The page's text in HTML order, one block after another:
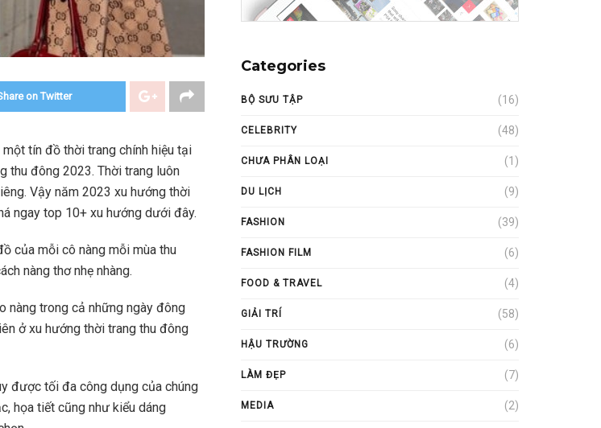
on Twitter
tín đồ thời trang chính hiệu tại
thu đông 2023. Thời trang luôn
Vậy năm 2023 xu hướng thời
ngay top 10+ xu hướng dưới đây.
của mỗi cô nàng mỗi mùa thu
nàng thơ nhẹ nhàng.
nàng trong cả những ngày đông
ở xu hướng thời trang thu đông
được tối đa công dụng của chúng
họa tiết cũng như kiểu dáng
Categories
BỘ SƯU TẬP (16)
CELEBRITY (48)
CHƯA PHÂN LOẠI (1)
DU LỊCH (9)
FASHION (39)
FASHION FILM (6)
FOOD & TRAVEL (4)
GIẢI TRÍ (58)
HẬU TRƯỜNG (6)
LÀM ĐẸP (7)
MEDIA (2)